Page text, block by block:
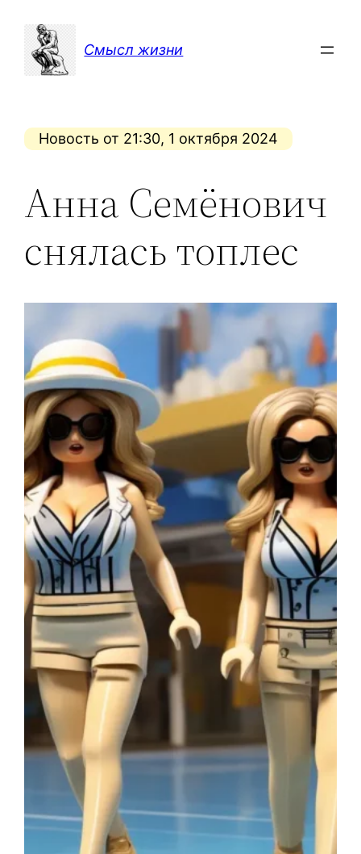
содержимому
Смысл жизни
Новость от 21:30, 1 октября 2024
Анна Семёнович
снялась топлес